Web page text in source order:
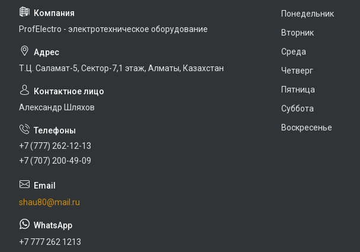
ProfElectro - электротехническое оборудование
Т.Ц. Саламат-5, Cектор-7,1 этаж, Алматы, Казахстан
Александр Шляхов
+7 (777) 262-12-13
+7 (707) 200-49-09
shau80@mail.ru
+7 777 262 1213
Понедельник
Вторник
Среда
Четверг
Пятница
Суббота
Воскресенье